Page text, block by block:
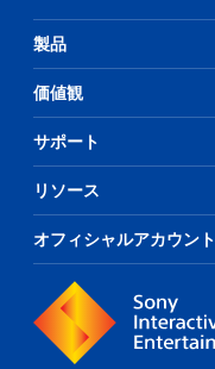
製品
価値観
サポート
リソース
オフィシャルアカウント